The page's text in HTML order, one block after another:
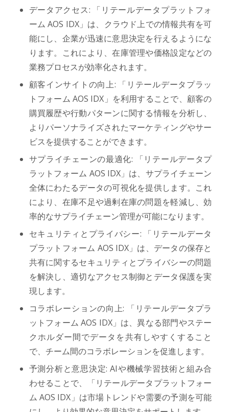
データアクセス: 「リテールデータプラットフォ
ーム AOS IDX」は、クラウド上での情報共有を可
能にし、企業が迅速に意思決定を行えるようにな
ります。これにより、在庫管理や価格設定などの
業務プロセスが効率化されます。
顧客インサイトの向上: 「リテールデータプラッ
トフォーム AOS IDX」を利用することで、顧客の
購買履歴や行動パターンに関する情報を分析し、
よりパーソナライズされたマーケティングやサー
ビスを提供することができます。
サプライチェーンの最適化: 「リテールデータプ
ラットフォーム AOS IDX」は、サプライチェーン
全体にわたるデータの可視化を提供します。これ
により、在庫不足や過剰在庫の問題を軽減し、効
率的なサプライチェーン管理が可能になります。
セキュリティとプライバシー: 「リテールデータ
プラットフォーム AOS IDX」は、データの保存と
共有に関するセキュリティとプライバシーの問題
を解決し、適切なアクセス制御とデータ保護を実
現します。
コラボレーションの向上: 「リテールデータプラ
ットフォーム AOS IDX」は、異なる部門やステー
クホルダー間でデータを共有しやすくすること
で、チーム間のコラボレーションを促進します。
予測分析と意思決定: AIや機械学習技術と組み合
わせることで、「リテールデータプラットフォー
ム AOS IDX」は市場トレンドや需要の予測を可能